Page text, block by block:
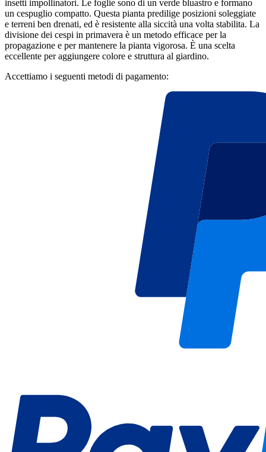
insetti impollinatori. Le foglie sono di un verde bluastro e formano
un cespuglio compatto. Questa pianta predilige posizioni soleggiate
e terreni ben drenati, ed è resistente alla siccità una volta stabilita. La
divisione dei cespi in primavera è un metodo efficace per la
propagazione e per mantenere la pianta vigorosa. È una scelta
eccellente per aggiungere colore e struttura al giardino.
Accettiamo i seguenti metodi di pagamento: